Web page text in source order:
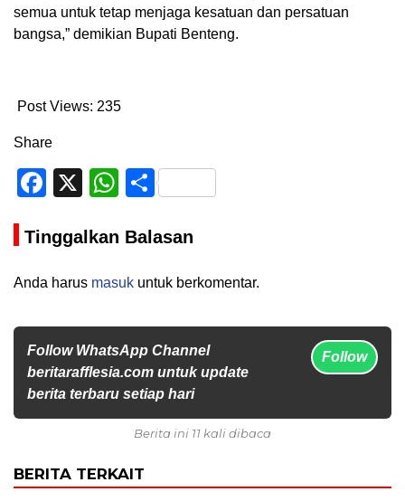
semua untuk tetap menjaga kesatuan dan persatuan
bangsa,” demikian Bupati Benteng.
Post Views: 235
Share
Facebook
X WhatsApp
Share
Tinggalkan Balasan
Anda harus masuk untuk berkomentar.
Follow WhatsApp Channel
beritarafflesia.com untuk update
berita terbaru setiap hari
Follow
Berita ini 11 kali dibaca
BERITA TERKAIT